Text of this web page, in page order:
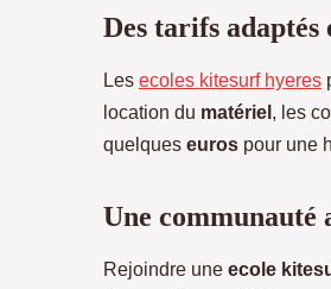
Des tarifs
Les ecoles kitesurf hyeres
location du matériel , les
quelques euros pour une
Une communauté
Rejoindre une ecole